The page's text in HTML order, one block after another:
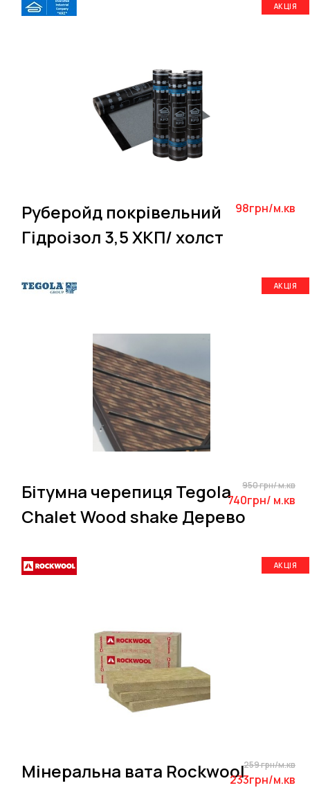
АКЦІЯ
Руберойд покрівельний
Гідроізол 3,5 ХКП/ холст
98грн/м.кв
АКЦІЯ
Бітумна черепиця Tegola
Chalet Wood shake Дерево
950 грн/ м.кв
740грн/ м.кв
АКЦІЯ
Мінеральна вата Rockwool259 грн/м.кв
233грн/м.кв